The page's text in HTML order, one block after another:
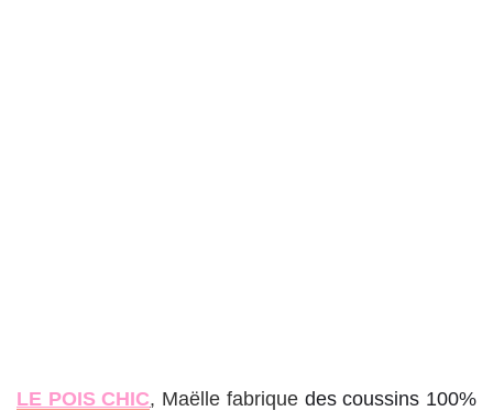
LE POIS CHIC, Maëlle fabrique des coussins 100%